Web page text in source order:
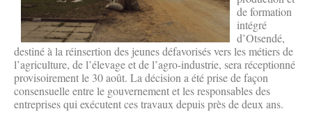
de formation
intégré
d’Otsendé,
destiné à la réinsertion des jeunes défavorisés vers les métiers de
l’agriculture, de l’élevage et de l’agro-industrie, sera réceptionné
provisoirement le 30 août. La décision a été prise de façon
consensuelle entre le gouvernement et les responsables des
entreprises qui exécutent ces travaux depuis près de deux ans.